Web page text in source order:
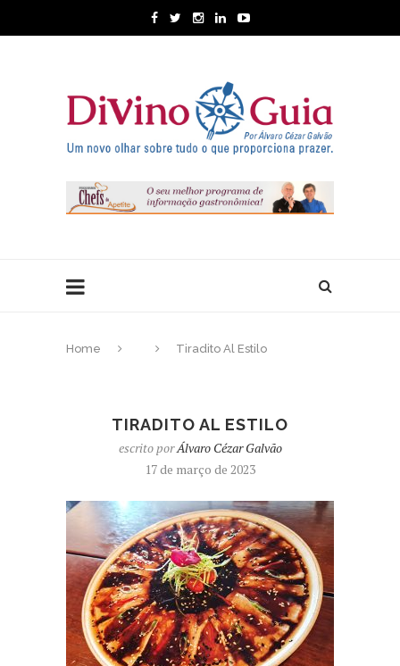
Home Tiradito Al Estilo
TIRADITO AL ESTILO
escrito porÁlvaro Cézar Galvão
17 de março de 2023